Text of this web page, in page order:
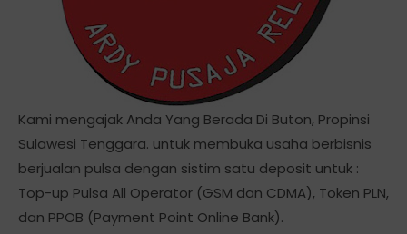
Kami mengajak Anda Yang Berada Di Buton, Propinsi
Sulawesi Tenggara. untuk membuka usaha berbisnis
berjualan pulsa dengan sistim satu deposit untuk :
Top-up Pulsa All Operator (GSM dan CDMA), Token PLN,
dan PPOB (Payment Point Online Bank).